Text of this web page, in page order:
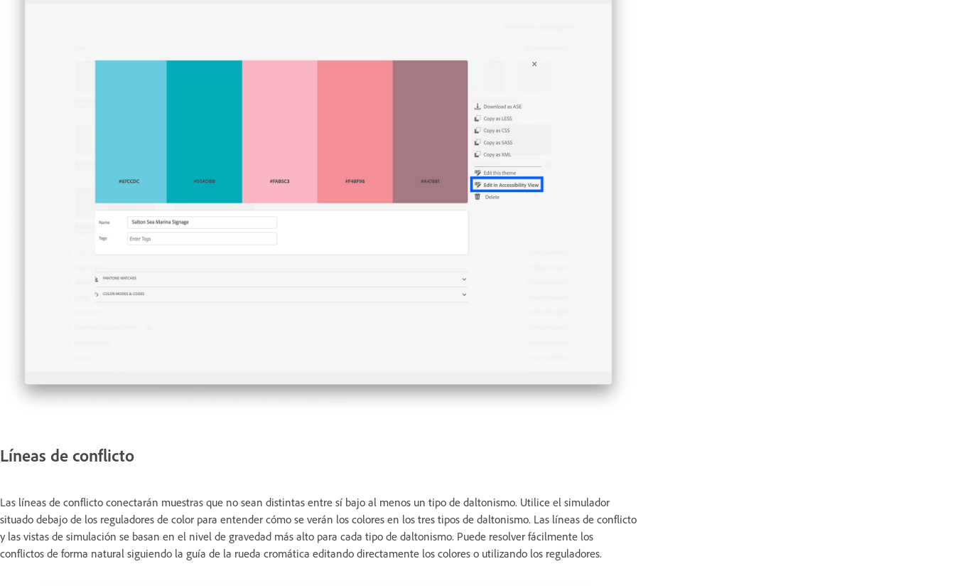
Líneas de conflicto
Las líneas de conflicto conectarán muestras que no sean distintas entre sí bajo al menos un tipo de daltonismo. Utilice el simulador
situado debajo de los reguladores de color para entender cómo se verán los colores en los tres tipos de daltonismo. Las líneas de conflicto
y las vistas de simulación se basan en el nivel de gravedad más alto para cada tipo de daltonismo. Puede resolver fácilmente los
conflictos de forma natural siguiendo la guía de la rueda cromática editando directamente los colores o utilizando los reguladores.